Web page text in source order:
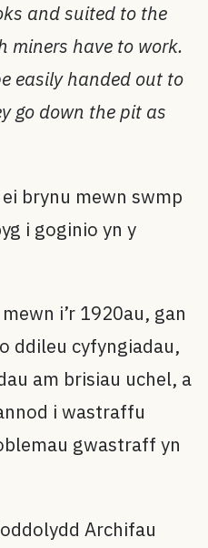
and suited to the
miners have to work.
easily handed out to
go down the pit as
brynu mewn swmp
i goginio yn y
i’r 1920au, gan
ddileu cyfyngiadau,
am brisiau uchel, a
i wastraffu
gwastraff yn
Archifau